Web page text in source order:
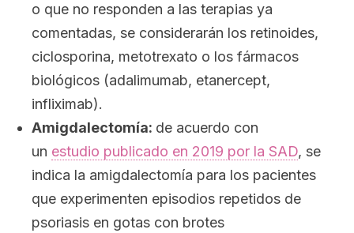
o que no responden a las terapias ya
comentadas, se considerarán los retinoides,
ciclosporina, metotrexato o los fármacos
biológicos (adalimumab, etanercept,
infliximab).
Amigdalectomía: de acuerdo con
un estudio publicado en 2019 por la SAD, se
indica la amigdalectomía para los pacientes
que experimenten episodios repetidos de
psoriasis en gotas con brotes